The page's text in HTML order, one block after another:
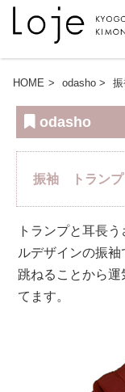
HOME odasho
odasho
振袖 トランプ
トランプと耳長
ルデザインの振
跳ねることから
てます。